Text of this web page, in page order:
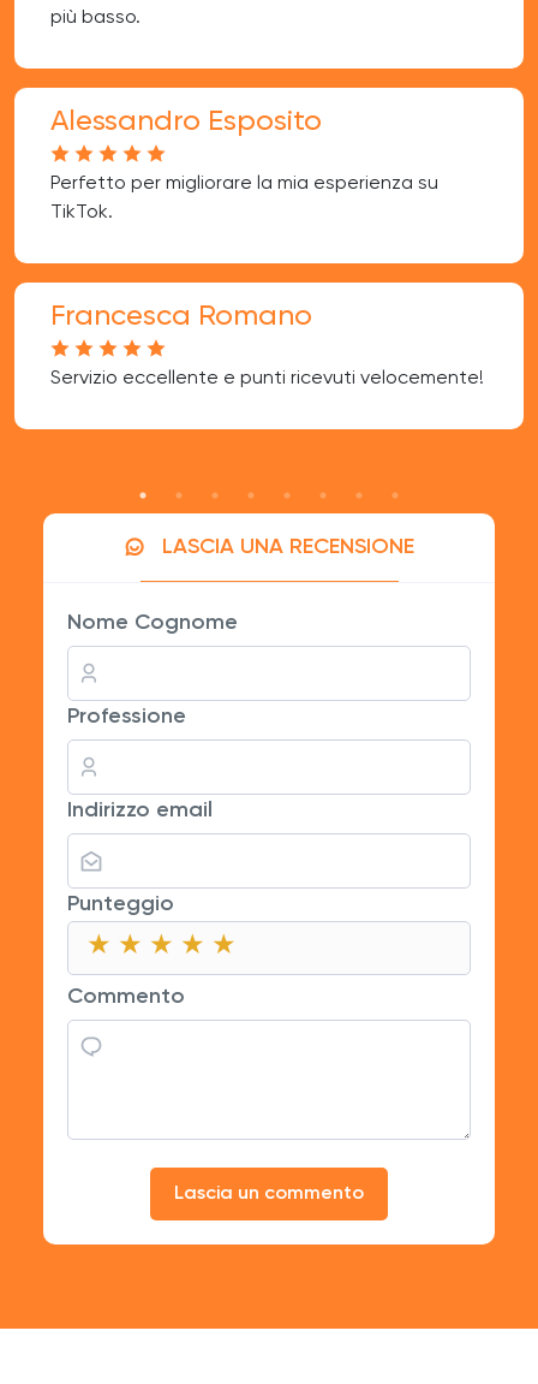
più basso.
Alessandro Esposito
Perfetto per migliorare la mia esperienza su
TikTok.
Francesca Romano
Servizio eccellente e punti ricevuti velocemente!
LASCIA UNA RECENSIONE
Nome Cognome
Professione
Indirizzo email
Punteggio
★
★ ★
★ ★ ★
★ ★ ★ ★
★ ★ ★ ★ ★
Commento
Lascia un commento